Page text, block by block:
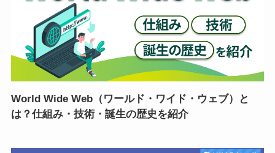
World Wide Web（ワールド・ワイド・ウェブ）と
は？仕組み・技術・誕生の歴史を紹介